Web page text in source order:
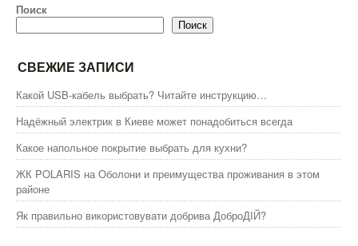
спальню
Поиск
Поиск
СВЕЖИЕ ЗАПИСИ
Какой USB-кабель выбрать? Читайте инструкцию…
Надёжный электрик в Киеве может понадобиться всегда
Какое напольное покрытие выбрать для кухни?
ЖК POLARIS на Оболони и преимущества проживания в этом
районе
Як правильно використовувати добрива ДоброДІЙ?